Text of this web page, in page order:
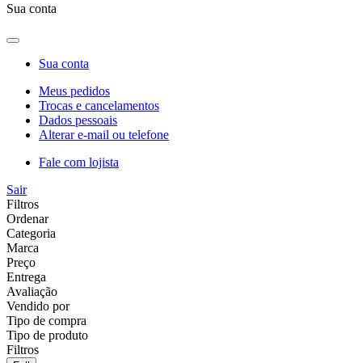
Sua conta
Sua conta
Meus pedidos
Trocas e cancelamentos
Dados pessoais
Alterar e-mail ou telefone
Fale com lojista
Sair
Filtros
Ordenar
Categoria
Marca
Preço
Entrega
Avaliação
Vendido por
Tipo de compra
Tipo de produto
Filtros